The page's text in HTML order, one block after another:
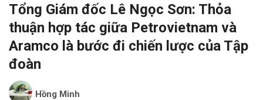
Tổng Giám đốc Lê Ngọc Sơn: Thỏa
thuận hợp tác giữa Petrovietnam và
Aramco là bước đi chiến lược của Tập
đoàn
Hồng Minh